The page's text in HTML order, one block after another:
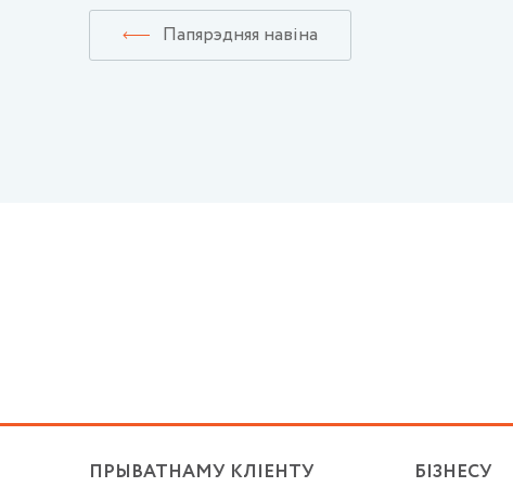
Папярэдняя навіна
ПРЫВАТНАМУ КЛІЕНТУ БІЗНЕСУ